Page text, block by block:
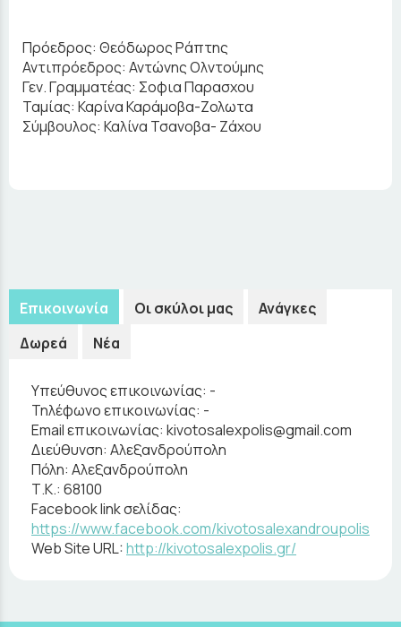
Πρόεδρος: Θεόδωρος Ράπτης
Αντιπρόεδρος: Αντώνης Ολντούμης
Γεν. Γραμματέας: Σοφια Παρασχου
Ταμίας: Καρίνα Καράμοβα-Ζολωτα
Σύμβουλος: Καλίνα Τσανοβα- Ζάχου
Επικοινωνία Οι σκύλοι μας
Ανάγκες
Δωρεά
Νέα
Υπεύθυνος επικοινωνίας: -
Τηλέφωνο επικοινωνίας: -
Email επικοινωνίας: kivotosalexpolis@gmail.com
Διεύθυνση: Αλεξανδρούπολη
Πόλη: Αλεξανδρούπολη
Τ.Κ.: 68100
Facebook link σελίδας:
https://www.facebook.com/kivotosalexandroupolis
Web Site URL:http://kivotosalexpolis.gr/